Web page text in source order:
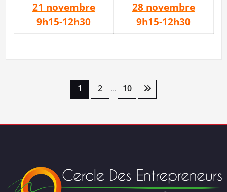
21 novembre
9h15-12h30
28 novembre
9h15-12h30
1 2 … 10